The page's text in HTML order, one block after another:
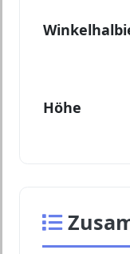
Höhe